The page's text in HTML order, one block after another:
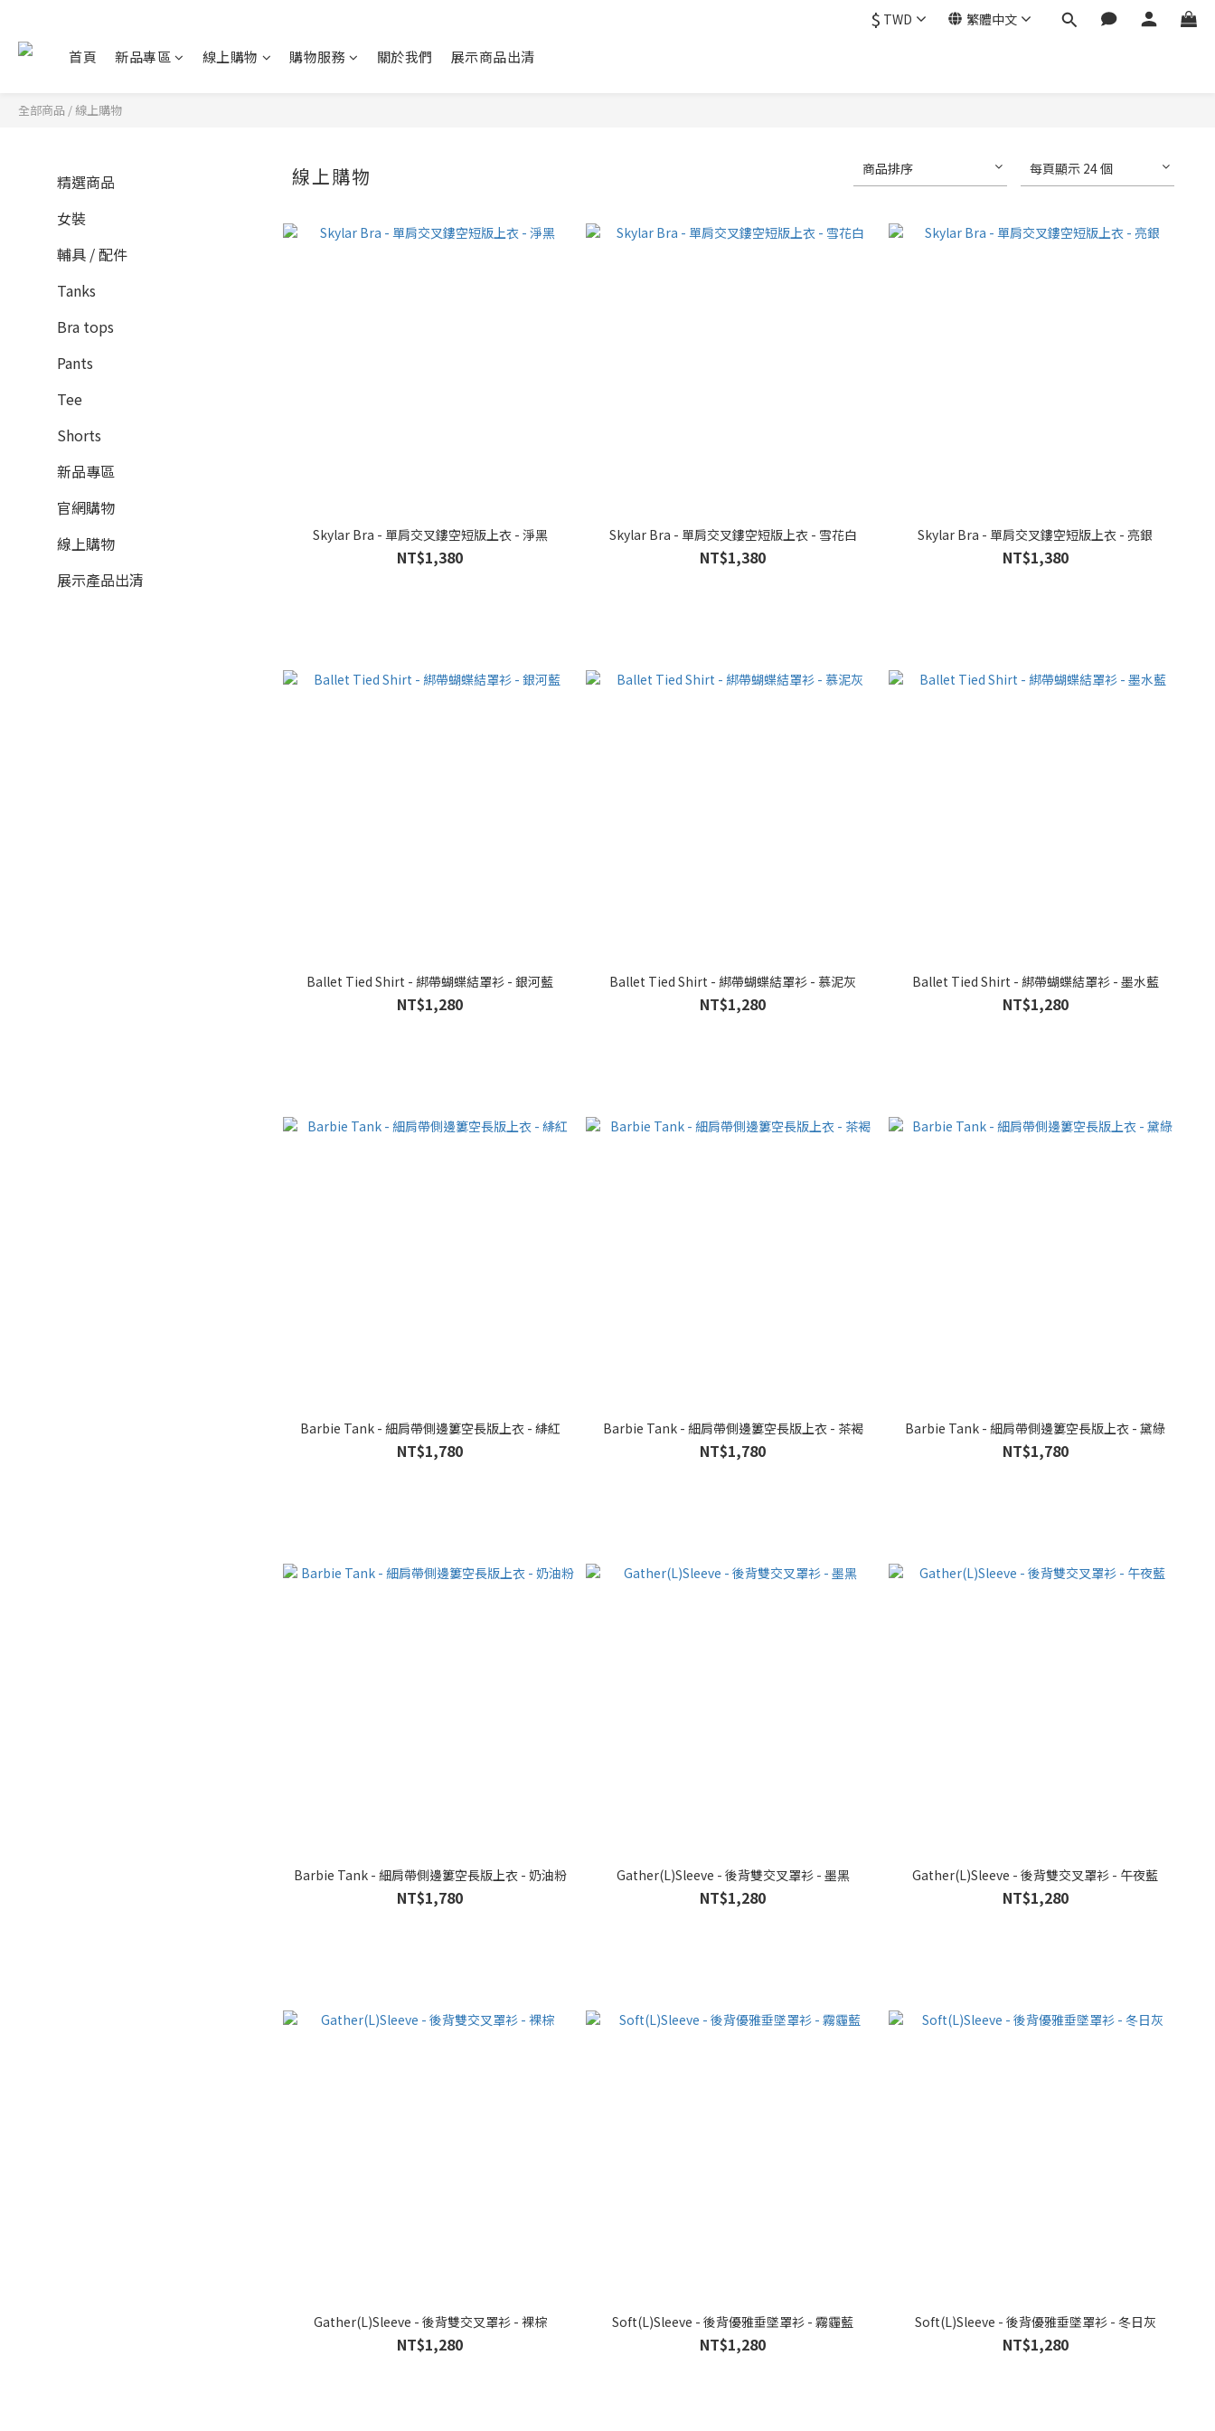
$ TWD 繁體中文
首頁 新品專區 線上購物 購物服務 關於我們 展示商品出清
全部商品 / 線上購物
精選商品
女裝
輔具 / 配件
Tanks
Bra tops
Pants
Tee
Shorts
新品專區
官網購物
線上購物
展示產品出清
線上購物 商品排序 每頁顯示 24 個
Skylar Bra - 單肩交叉鏤空短版上衣 - 淨黑
NT$1,380
Skylar Bra - 單肩交叉鏤空短版上衣 - 雪花白
NT$1,380
Skylar Bra - 單肩交叉鏤空短版上衣 - 亮銀
NT$1,380
Ballet Tied Shirt - 綁帶蝴蝶結罩衫 - 銀河藍
NT$1,280
Ballet Tied Shirt - 綁帶蝴蝶結罩衫 - 慕泥灰
NT$1,280
Ballet Tied Shirt - 綁帶蝴蝶結罩衫 - 墨水藍
NT$1,280
Barbie Tank - 細肩帶側邊簍空長版上衣 - 緋紅
NT$1,780
Barbie Tank - 細肩帶側邊簍空長版上衣 - 茶褐
NT$1,780
Barbie Tank - 細肩帶側邊簍空長版上衣 - 黛綠
NT$1,780
Barbie Tank - 細肩帶側邊簍空長版上衣 - 奶油粉
NT$1,780
Gather(L)Sleeve - 後背雙交叉罩衫 - 墨黑
NT$1,280
Gather(L)Sleeve - 後背雙交叉罩衫 - 午夜藍
NT$1,280
Gather(L)Sleeve - 後背雙交叉罩衫 - 裸棕
NT$1,280
Soft(L)Sleeve - 後背優雅垂墜罩衫 - 霧霾藍
NT$1,280
Soft(L)Sleeve - 後背優雅垂墜罩衫 - 冬日灰
NT$1,280